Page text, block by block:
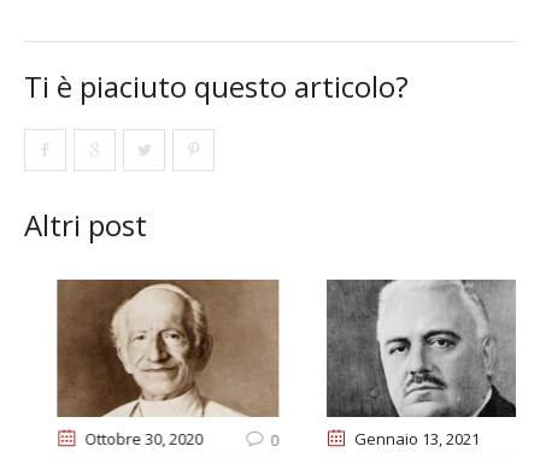
Ti è piaciuto questo articolo?
Altri post
02, 2020 0 Ottobre 30, 2020 0